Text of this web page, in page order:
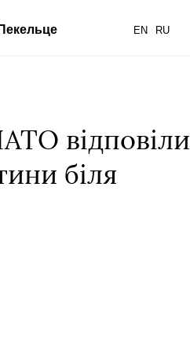
EN RU
Пекельце
відповіли
біля